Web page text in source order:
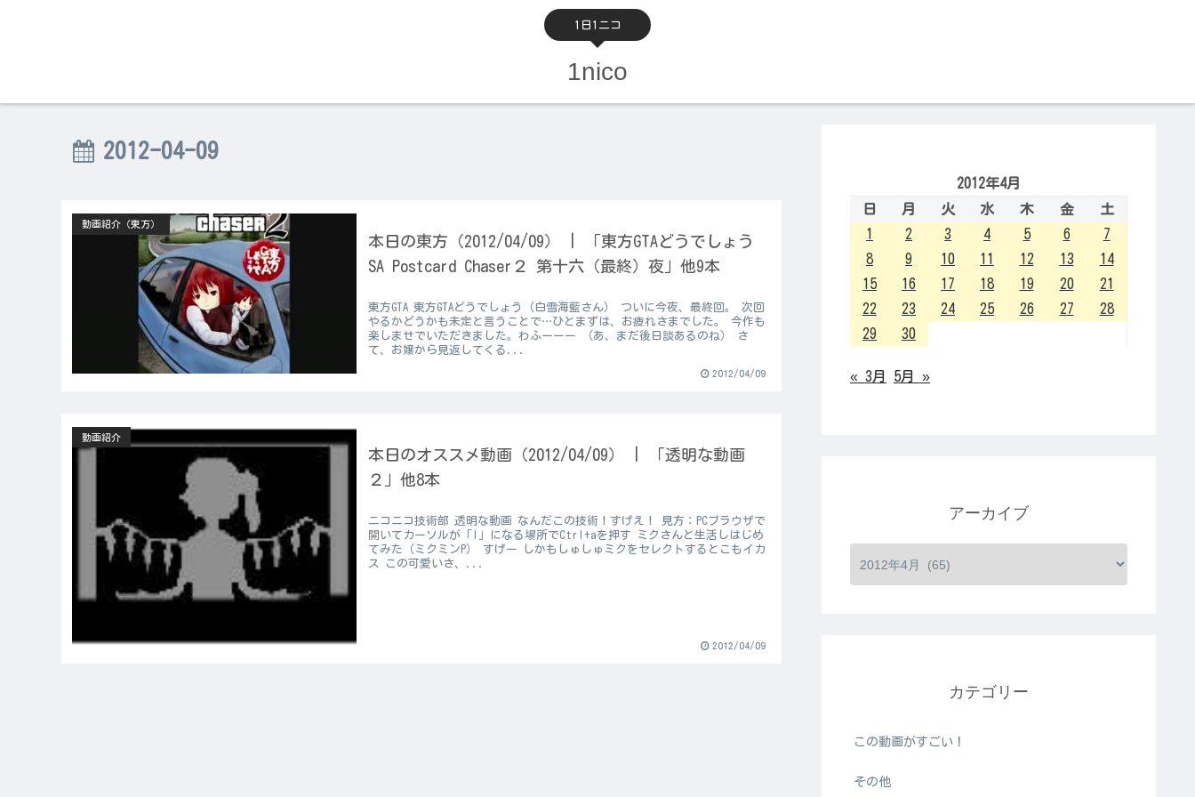
1日1ニコ
1nico
2012-04-09
動画紹介（東方）
本日の東方（2012/04/09） | 「東方GTAどうでしょう
SA Postcard Chaser２ 第十六（最終）夜」他9本
東方GTA 東方GTAどうでしょう（白雪海藍さん） ついに今夜、最終回。 次回
やるかどうかも未定と言うことで…ひとまずは、お疲れさまでした。 今作も
楽しませでいただきました。わふーーー （あ、まだ後日談あるのね） さ
て、お嬢から見返してくる...
2012/04/09
動画紹介
本日のオススメ動画（2012/04/09） | 「透明な動画
２」他8本
ニコニコ技術部 透明な動画 なんだこの技術！すげえ！ 見方：PCブラウザで
開いてカーソルが「I」になる場所でCtrl+aを押す ミクさんと生活しはじめ
てみた（ミクミンP） すげー しかもしゅしゅミクをセレクトするとこもイカ
ス この可愛いさ、...
2012/04/09
2012年4月
日
月 火 水 木 金
土
1
2 3 4 5 6
7
8
9 10 11 12 13
14
15
16 17 18 19 20
21
22
23 24 25 26 27
28
29
30
« 3月 5月 »
アーカイブ
カテゴリー
この動画がすごい！
その他